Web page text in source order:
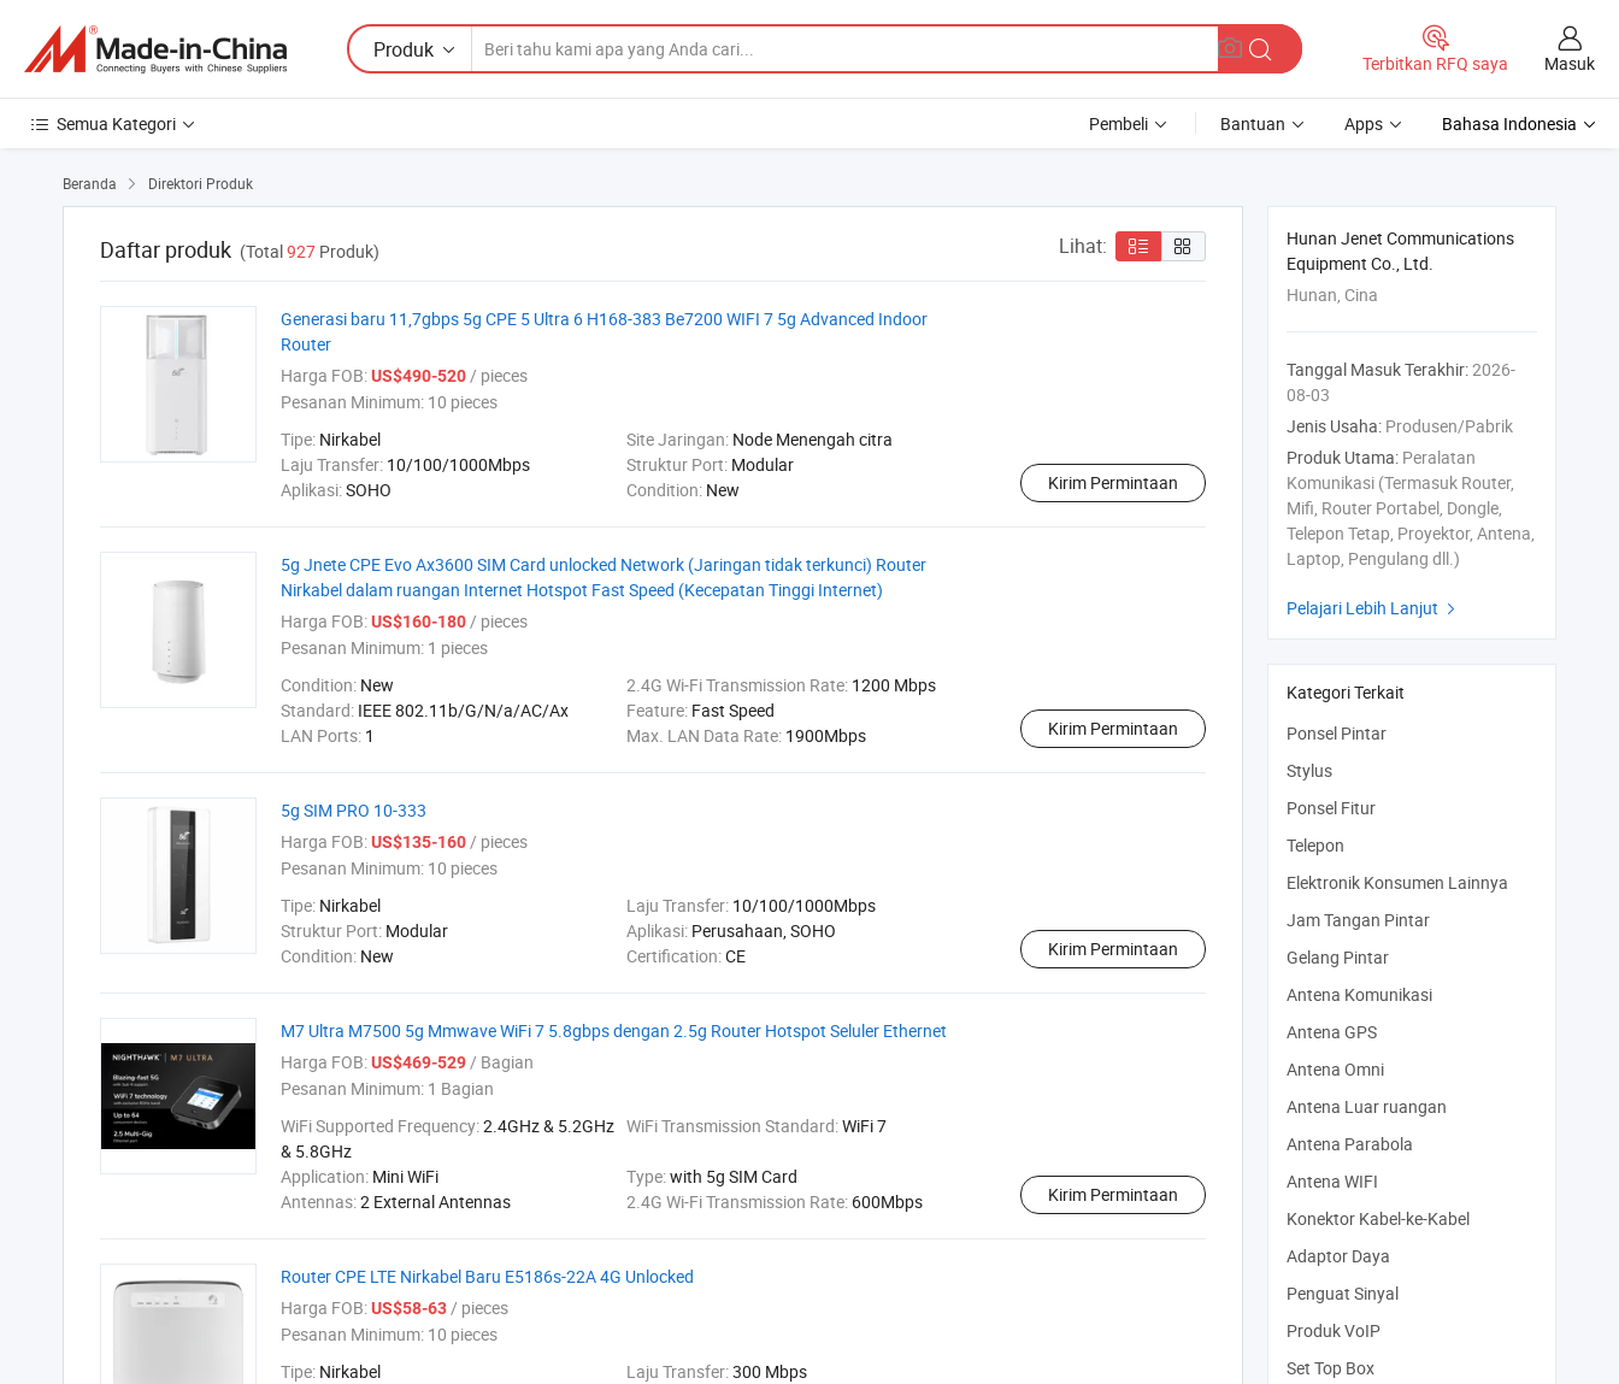
Produk
Terbitkan RFQ saya Masuk
Semua Kategori Pembeli Bantuan Apps Bahasa Indonesia
Beranda  Direktori Produk
Daftar produk (Total927 Produk) Lihat:
Generasi baru 11,7gbps 5g CPE 5 Ultra 6 H168-383 Be7200 WIFI 7 5g Advanced Indoor
Router
Harga FOB:US$490-520/ pieces
Pesanan Minimum: 10 pieces
Tipe: Nirkabel Site Jaringan: Node Menengah citra
Laju Transfer: 10/100/1000Mbps Struktur Port: Modular
Aplikasi:SOHO Condition: New Kirim Permintaan
5g Jnete CPE Evo Ax3600 SIM Card unlocked Network (Jaringan tidak terkunci) Router
Nirkabel dalam ruangan Internet Hotspot Fast Speed (Kecepatan Tinggi Internet)
Harga FOB:US$160-180/ pieces
Pesanan Minimum: 1 pieces
Condition: New 2.4G Wi-Fi Transmission Rate: 1200 Mbps
Standard: IEEE 802.11b/G/N/a/AC/Ax Feature: Fast Speed
LAN Ports: 1 Max. LAN Data Rate: 1900Mbps Kirim Permintaan
5g SIM PRO 10-333
Harga FOB:US$135-160/ pieces
Pesanan Minimum: 10 pieces
Tipe: Nirkabel Laju Transfer: 10/100/1000Mbps
Struktur Port: Modular Aplikasi: Perusahaan, SOHO
Condition: New Certification:CE Kirim Permintaan
M7 Ultra M7500 5g Mmwave WiFi 7 5.8gbps dengan 2.5g Router Hotspot Seluler Ethernet
Harga FOB:US$469-529/ Bagian
Pesanan Minimum: 1 Bagian
WiFi Supported Frequency:2.4GHz & 5.2GHz
& 5.8GHz
WiFi Transmission Standard:WiFi 7
Application: Mini WiFi Type:with 5g SIM Card
Antennas:2 External Antennas 2.4G Wi-Fi Transmission Rate: 600Mbps Kirim Permintaan
Router CPE LTE Nirkabel Baru E5186s-22A 4G Unlocked
Harga FOB:US$58-63/ pieces
Pesanan Minimum: 10 pieces
Tipe: Nirkabel Laju Transfer:300 Mbps
Hunan Jenet Communications
Equipment Co., Ltd.
Hunan, Cina
Tanggal Masuk Terakhir:2026-
08-03
Jenis Usaha: Produsen/Pabrik
Produk Utama: Peralatan
Komunikasi (Termasuk Router,
Mifi, Router Portabel, Dongle,
Telepon Tetap, Proyektor, Antena,
Laptop, Pengulang dll.)
Pelajari Lebih Lanjut 
Kategori Terkait
Ponsel Pintar
Stylus
Ponsel Fitur
Telepon
Elektronik Konsumen Lainnya
Jam Tangan Pintar
Gelang Pintar
Antena Komunikasi
Antena GPS
Antena Omni
Antena Luar ruangan
Antena Parabola
Antena WIFI
Konektor Kabel-ke-Kabel
Adaptor Daya
Penguat Sinyal
Produk VoIP
Set Top Box